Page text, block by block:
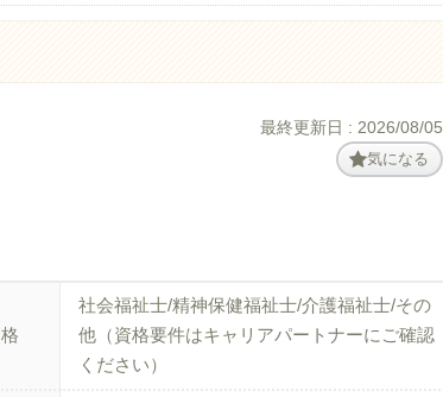
最終更新日 : 2026/08/05
気になる
社会福祉士/精神保健福祉士/介護福祉士/その
他（資格要件はキャリアパートナーにご確認
ください）